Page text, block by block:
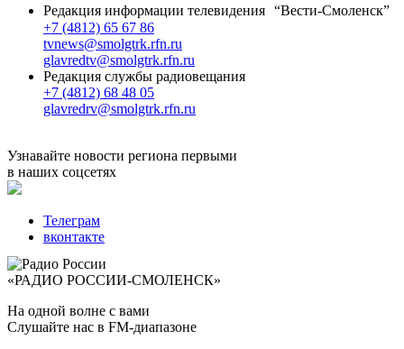
Редакция информации телевидения “Вести-Смоленск”
+7 (4812) 65 67 86
tvnews@smolgtrk.rfn.ru
glavredtv@smolgtrk.rfn.ru
Редакция службы радиовещания
+7 (4812) 68 48 05
glavredrv@smolgtrk.rfn.ru
Узнавайте новости региона первыми
в наших соцсетях
Телеграм
вконтакте
«РАДИО РОССИИ-СМОЛЕНСК»
На одной волне с вами
Слушайте нас в FM-диапазоне